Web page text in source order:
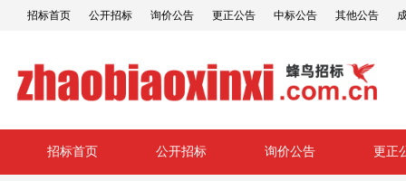
招标首页 公开招标 询价公告 更正公告 中标公告 其他公告
招标首页 公开招标 询价公告 更正